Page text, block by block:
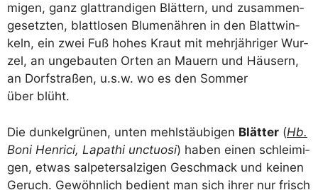
migen, ganz glatt­ran­di­gen Blät­tern, und zusam­men­
ge­setz­ten, blatt­lo­sen Blu­men­äh­ren in den Blatt­win­
keln, ein zwei Fuß hohes Kraut mit mehr­jäh­ri­ger Wur­
zel, an unge­bau­ten Orten an Mau­ern und Häu­sern,
an Dorf­stra­ßen, u.s.w. wo es den Som­mer
über blüht.
Die dun­kel­grü­nen, unten mehl­stäu­bi­gen Blät­ter (Hb.
Boni Hen­ri­ci, Lapa­thi unc­tuo­si) haben einen schlei­mi­
gen, etwas sal­pe­ter­sal­zi­gen Geschmack und kei­nen
Geruch. Gewöhn­lich bedient man sich ihrer nur frisch